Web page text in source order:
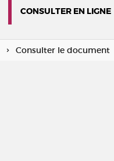
CONSULTER EN LIGNE
Consulter le document